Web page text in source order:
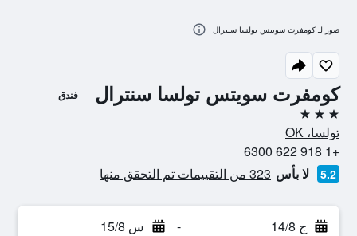
كومفرت سويتس تولسا سنترال فندق
3 نجوم
تولسا، OK
+1 918 622 6300
5.2 لا بأس 323 من التقييمات تم التحقق منها
ج 14/8 - س 15/8
صور لـ كومفرت سويتس تولسا سنترال